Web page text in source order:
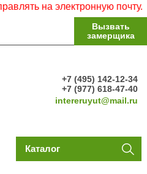
на электронную почту.
Вызвать
замерщика
+7 (495) 142-12-34
+7 (977) 618-47-40
intereruyut@mail.ru
Каталог